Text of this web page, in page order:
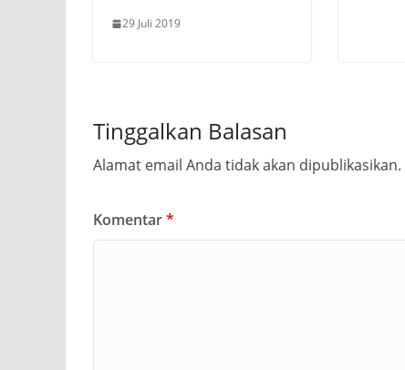
29 Juli 2019
Tinggalkan Balasan
Alamat email Anda tidak akan dipublikasikan.
Komentar*